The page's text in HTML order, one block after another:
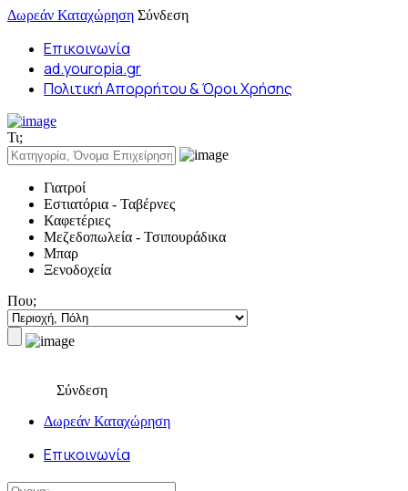
Δωρεάν Καταχώρηση Σύνδεση
Επικοινωνία
ad.youropia.gr
Πολιτική Απορρήτου & Όροι Χρήσης
Τι;
Γιατροί
Εστιατόρια - Ταβέρνες
Καφετέριες
Μεζεδοπωλεία - Τσιπουράδικα
Μπαρ
Ξενοδοχεία
Που;
Σύνδεση
Δωρεάν Καταχώρηση
Επικοινωνία